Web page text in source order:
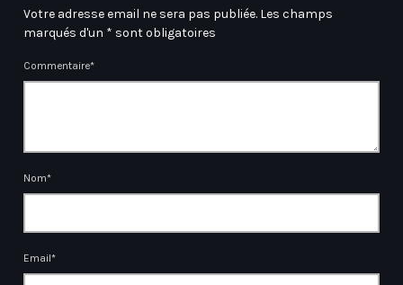
Votre adresse email ne sera pas publiée. Les champs
marqués d'un * sont obligatoires
Commentaire*
Nom*
Email*